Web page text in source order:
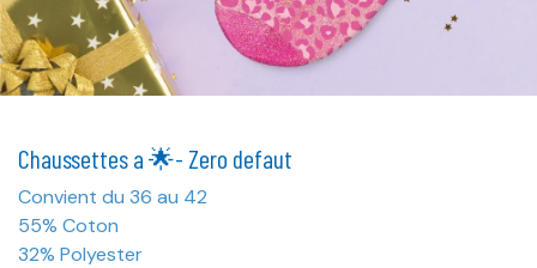
Chaussettes a 🌟- Zero defaut
Convient du 36 au 42
55% Coton
32% Polyester